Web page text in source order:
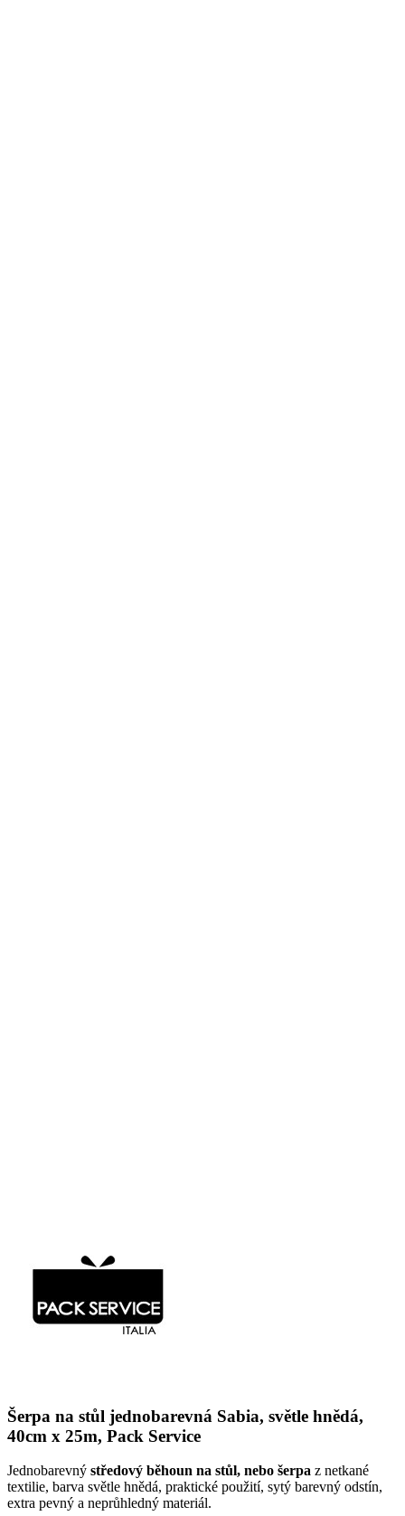
Šerpa na stůl jednobarevná Sabia, světle hnědá,
40cm x 25m, Pack Service
Jednobarevný středový běhoun na stůl, nebo šerpa z netkané
textilie, barva světle hnědá, praktické použití, sytý barevný odstín,
extra pevný a neprůhledný materiál.